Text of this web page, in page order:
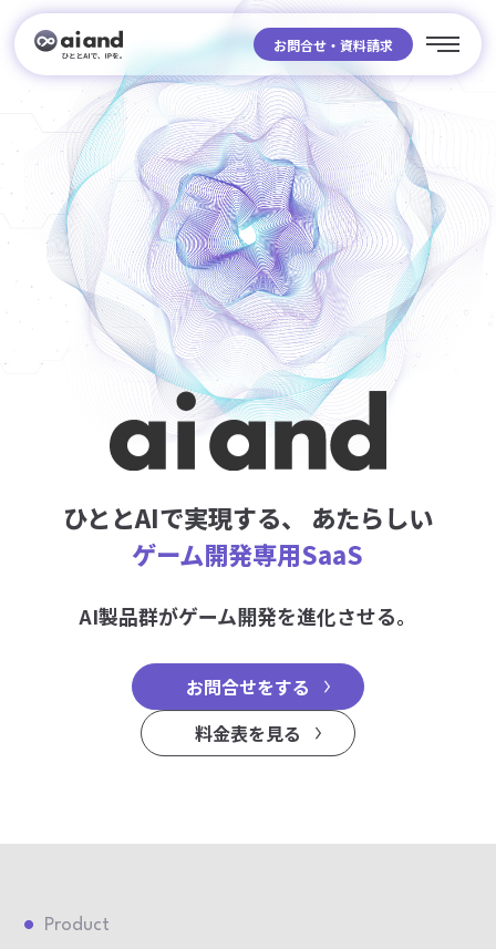
お問合せ・資料請求
ひととAIで実現する、
あたらしい
ゲーム開発専用SaaS
AI製品群がゲーム開発を進化させる。
お問合せをする
料金表を見る
Product